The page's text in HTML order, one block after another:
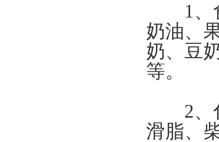
1、食
奶油、
奶、豆
等。
2、化
滑脂、